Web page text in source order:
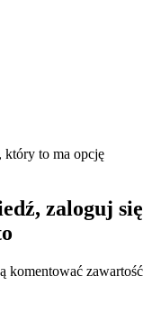
, który to ma opcję
zaloguj się
komentować zawartość